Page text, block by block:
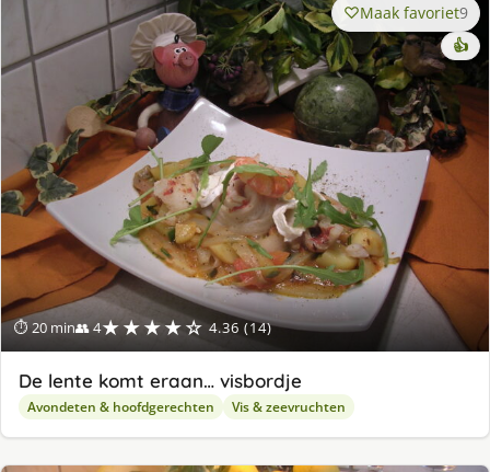
⏱ 20 min👥 4★★★★☆ 4.36 (14)
Maak favoriet9
👍
De lente komt eraan… visbordje
Avondeten & hoofdgerechten Vis & zeevruchten